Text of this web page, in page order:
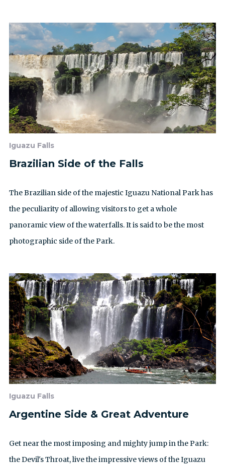
Iguazu Falls
Brazilian Side of the Falls
The Brazilian side of the majestic Iguazu National Park has
the peculiarity of allowing visitors to get a whole
panoramic view of the waterfalls. It is said to be the most
photographic side of the Park.
Iguazu Falls
Argentine Side & Great Adventure
Get near the most imposing and mighty jump in the Park:
the Devil's Throat, live the impressive views of the Iguazu